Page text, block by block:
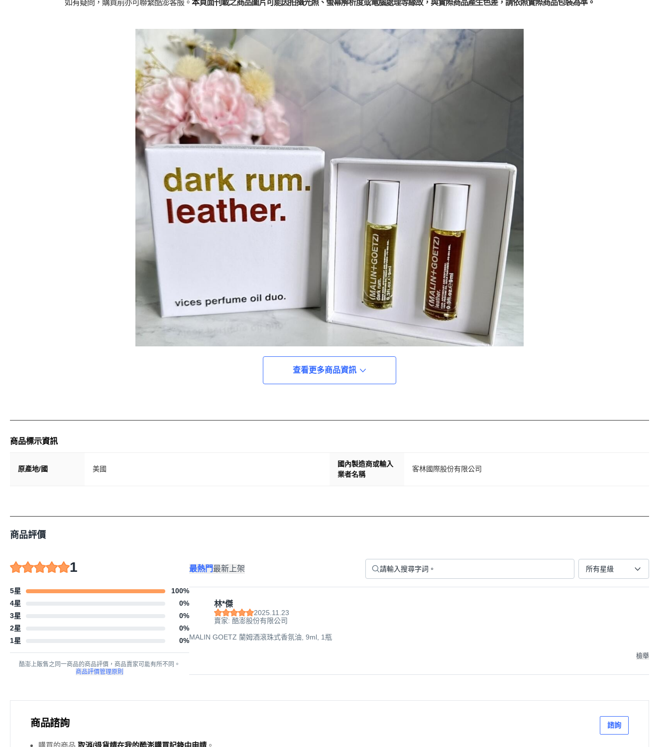
如有疑問，購買前亦可聯繫酷澎客服。 本頁面刊載之商品圖片可能因拍攝光照、螢幕解析度或電腦處理等緣故，與實際商品產生色差，請依照實際商品包裝為準。
查看更多商品資訊
商品標示資訊
原產地/國 美國
國內製造商或輸入
業者名稱
客林國際股份有限公司
商品評價
1
5星 100%
4星
0%
3星
0%
2星
0%
1星
0%
酷澎上販售之同一商品的商品評價，商品賣家可能有所不同。
商品評價管理原則
最熱門最新上架 所有星級
林*傑
2025.11.23
賣家: 酷澎股份有限公司
MALIN GOETZ 蘭姆酒滾珠式香氛油, 9ml, 1瓶
檢舉
商品諮詢 諮詢
取消/退貨請在我的酷澎購買記錄中申請